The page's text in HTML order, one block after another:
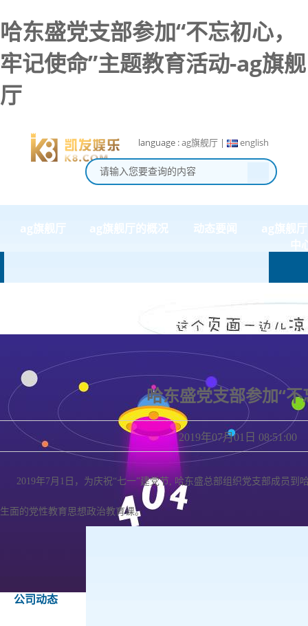
哈东盛党支部参加“不忘初心，
牢记使命”主题教育活动-ag旗舰
厅
language :ag旗舰厅 | english
ag旗舰厅 ag旗舰厅的概况 动态要闻
ag旗舰
中
公司动态
哈东盛党支部参加“
2019年07月01日
2019年7月1日，为庆祝“七一”建党节, 哈东盛总部组织党支部成员到
生面的党性教育思想政治教育课。